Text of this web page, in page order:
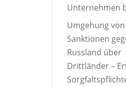
Unternehmen
Umgehung von
Sanktionen
Russland über
Drittländer –